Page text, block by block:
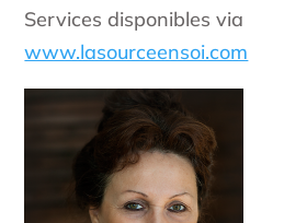
Services disponibles via
www.lasourceensoi.com